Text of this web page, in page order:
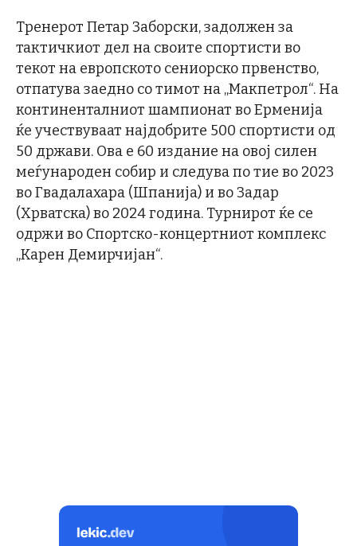
Тренерот Петар Заборски, задолжен за
тактичкиот дел на своите спортисти во
текот на европското сениорско првенство,
отпатува заедно со тимот на „Макпетрол“. На
континенталниот шампионат во Ерменија
ќе учествуваат најдобрите 500 спортисти од
50 држави. Ова е 60 издание на овој силен
меѓународен собир и следува по тие во 2023
во Гвадалахара (Шпанија) и во Задар
(Хрватска) во 2024 година. Турнирот ќе се
одржи во Спортско-концертниот комплекс
„Карен Демирчијан“.